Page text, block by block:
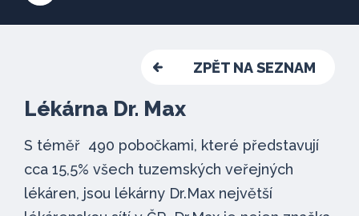
Lékárna Dr. Max
ZPĚT NA SEZNAM
S téměř 490 pobočkami, které představují
cca 15,5% všech tuzemských veřejných
lékáren, jsou lékárny Dr.Max největší